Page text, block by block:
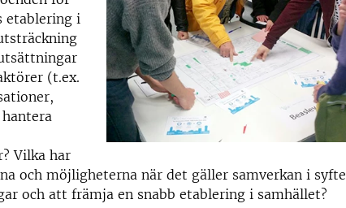
etablering i
(t.ex.
Vilka har
och möjligheterna när det gäller samverkan i syfte
och att främja en snabb etablering i samhället?